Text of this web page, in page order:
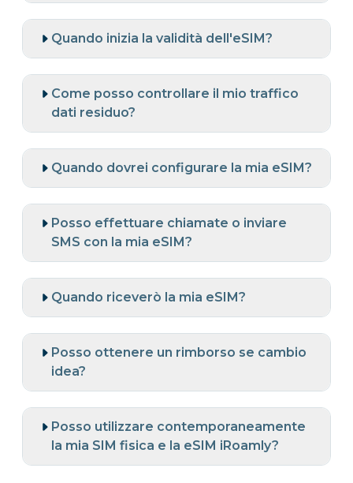
Quando inizia la validità dell'eSIM?
Come posso controllare il mio traffico
dati residuo?
Quando dovrei configurare la mia eSIM?
Posso effettuare chiamate o inviare
SMS con la mia eSIM?
Quando riceverò la mia eSIM?
Posso ottenere un rimborso se cambio
idea?
Posso utilizzare contemporaneamente
la mia SIM fisica e la eSIM iRoamly?